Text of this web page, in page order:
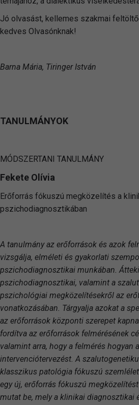
Jó olvasást, kellemes szakmai
kedves Olvasónknak!
Barna Mária, Tiringer István
TANULMÁNYOK
MÓDSZERTANI TANULMÁNY
Fekete Olívia
Erőforrás fókuszú megközelítés a
pszichodiagnosztikában
A tanulmány az erőforrások és azok
vizsgálja, elméleti és gyakorlati
pszichodiagnosztikai munkában.
pszichodiagnosztikai, valamint a
pszichológiai megközelítésekről az
vonatkozásában. Tárgyalja azokat a
az erőforrások központi szerepet
fordítva az erőforrások felmérésének
valamint arra, hogy a felmérés hogyan
intervenciótervezést. A
klasszikus patológia fókuszú
egy új, erőforrás fókuszú
mutat be, mely a klinikai diagnosztikai